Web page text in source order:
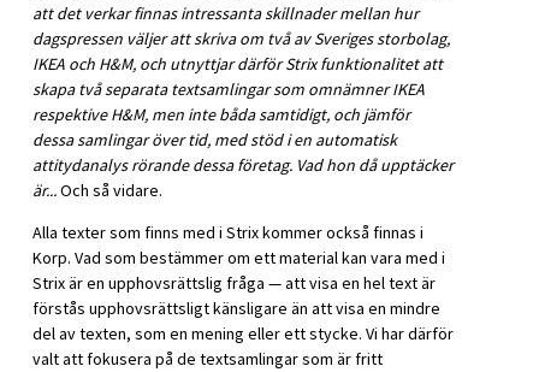
att det verkar finnas intressanta skillnader mellan hur
dagspressen väljer att skriva om två av Sveriges storbolag,
IKEA och H&M, och utnyttjar därför Strix funktionalitet att
skapa två separata textsamlingar som omnämner IKEA
respektive H&M, men inte båda samtidigt, och jämför
dessa samlingar över tid, med stöd i en automatisk
attitydanalys rörande dessa företag. Vad hon då upptäcker
är...Och så vidare.
Alla texter som finns med i Strix kommer också finnas i
Korp. Vad som bestämmer om ett material kan vara med i
Strix är en upphovsrättslig fråga — att visa en hel text är
förstås upphovsrättsligt känsligare än att visa en mindre
del av texten, som en mening eller ett stycke. Vi har därför
valt att fokusera på de textsamlingar som är fritt